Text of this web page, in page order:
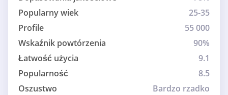
Popularny wiek
25-35
Profile
55 000
Wskaźnik powtórzenia
90%
Łatwość użycia
9.1
Popularność
8.5
Oszustwo
Bardzo rzadko